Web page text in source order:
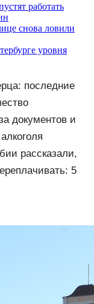
работать
снова ловили
уровня
последние
документов и
судьба солиста
TVCenter.ru
рассказали,
5